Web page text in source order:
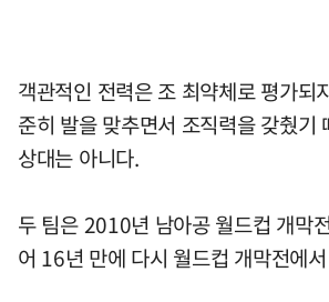
객관적인 전력은 조 최약체로 평가되
준히 발을 맞추면서 조직력을 갖췄기
상대는 아니다.
두 팀은 2010년 남아공 월드컵 개막
어 16년 만에 다시 월드컵 개막전에